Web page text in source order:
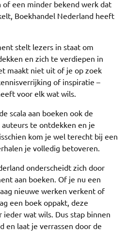
een minder bekend werk dat
Boekhandel Nederland heeft
stelt lezers in staat om
en zich te verdiepen in
maakt niet uit of je op zoek
of inspiratie –
voor elk wat wils.
scala aan boeken ook de
te ontdekken en je
kom je wel terecht bij een
je volledig betoveren.
onderscheidt zich door
aan boeken. Of je nu een
nieuwe werken verkent of
een boek oppakt, deze
ieder wat wils. Dus stap binnen
en laat je verrassen door de